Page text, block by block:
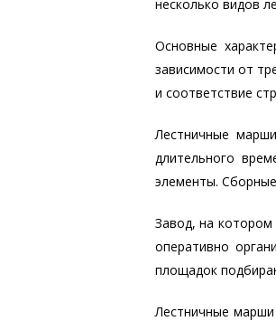
несколько видов
Основные
зависимости от
и соответствие
Лестничные
длительного
элементы.
Завод, на котором
оперативно
площадок
Лестничные